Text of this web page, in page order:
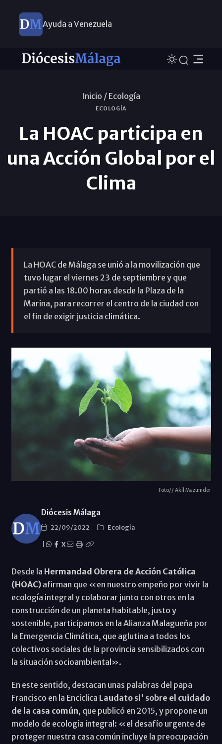
Ayuda a Venezuela
Inicio / Ecología
ECOLOGÍA
La HOAC participa en
una Acción Global por el
Clima
La HOAC de Málaga se unió a la movilización que
tuvo lugar el viernes 23 de septiembre y que
partió a las 18.00 horas desde la Plaza de la
Marina, para recorrer el centro de la ciudad con
el fin de exigir justicia climática.
Foto// Akil Mazumder
Diócesis Málaga
22/09/2022
Ecología
X
Desde la Hermandad Obrera de Acción Católica
(HOAC)afirman que «en nuestro empeño por vivir la
ecología integral y colaborar junto con otros en la
construcción de un planeta habitable, justo y
sostenible, participamos en la Alianza Malagueña por
la Emergencia Climática, que aglutina a todos los
colectivos sociales de la provincia sensibilizados con
la situación socioambiental».
En este sentido, destacan unas palabras del papa
Francisco en la Encíclica Laudato si' sobre el cuidado
de la casa común, que publicó en 2015, y propone un
modelo de ecología integral: «el desafío urgente de
proteger nuestra casa común incluye la preocupación